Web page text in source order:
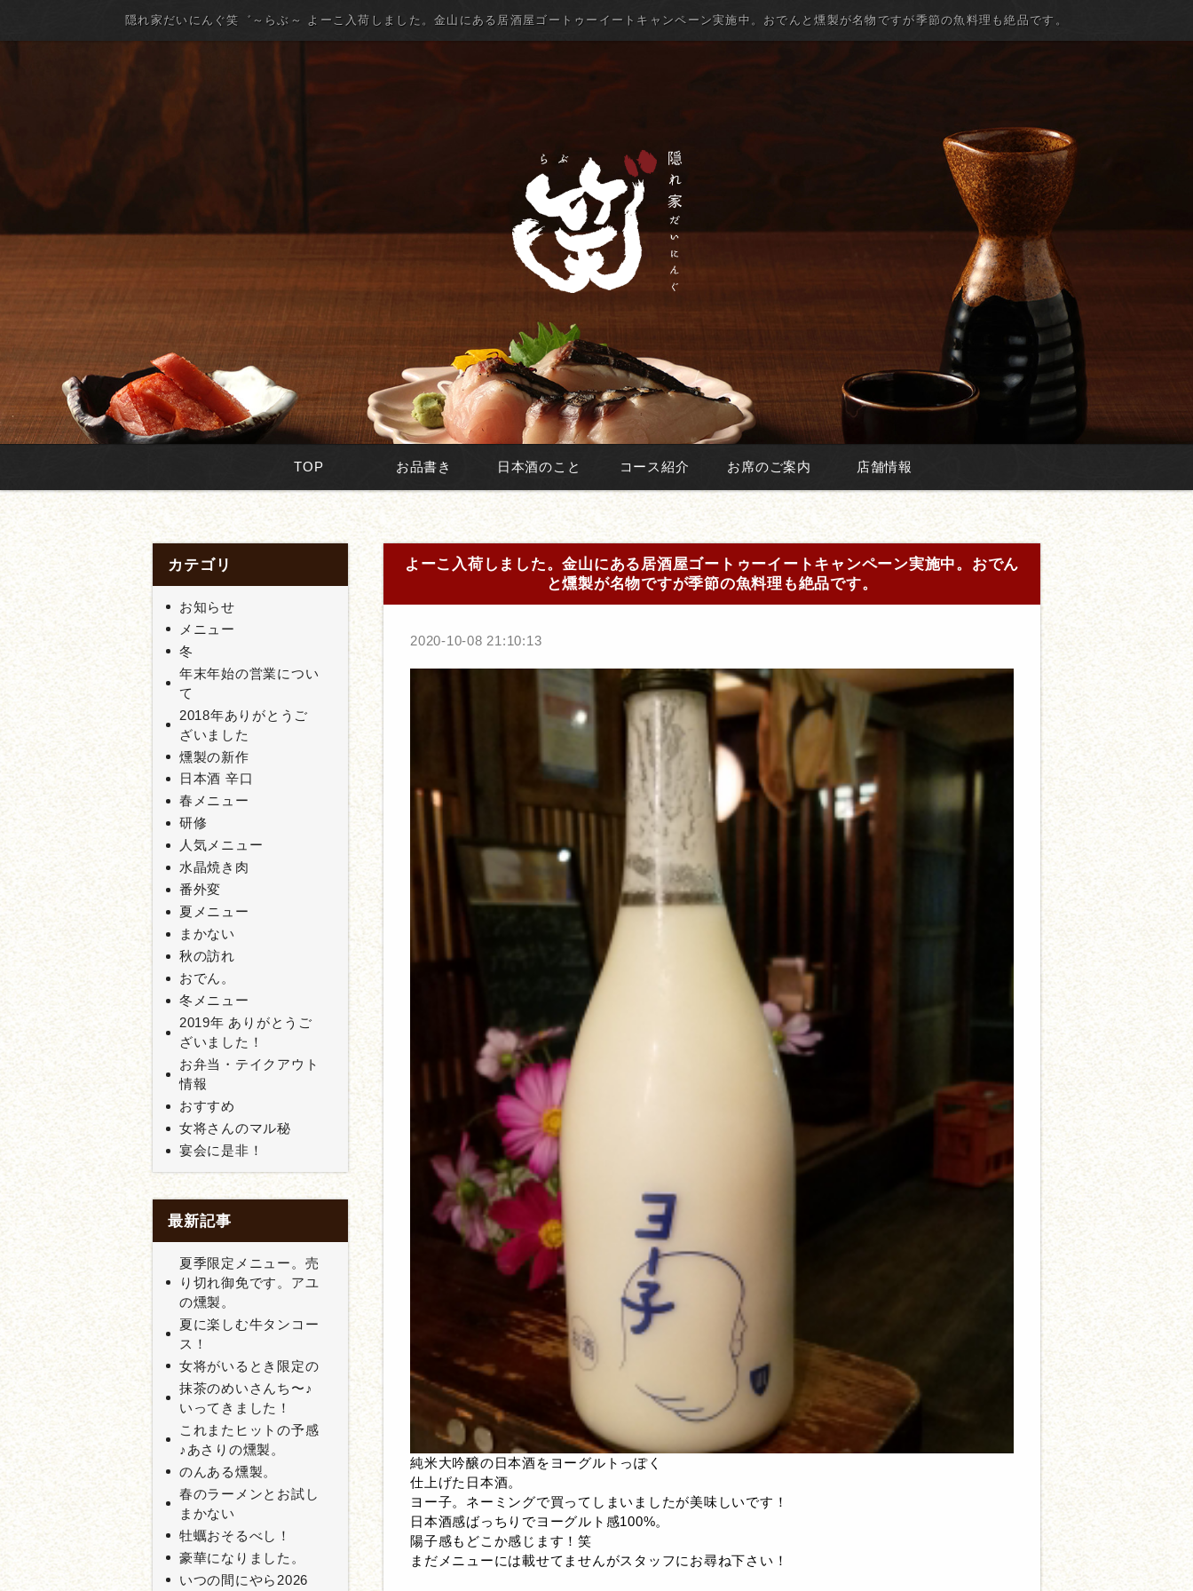
隠れ家だいにんぐ笑゛～らぶ～ よーこ入荷しました。金山にある居酒屋ゴートゥーイートキャンペーン実施中。おでんと燻製が名物ですが季節の魚料理も絶品です。
TOP お品書き 日本酒のこと コース紹介 お席のご案内 店舗情報
カテゴリ
お知らせ
メニュー
冬
年末年始の営業につい
て
2018年ありがとうご
ざいました
燻製の新作
日本酒 辛口
春メニュー
研修
人気メニュー
水晶焼き肉
番外変
夏メニュー
まかない
秋の訪れ
おでん。
冬メニュー
2019年 ありがとうご
ざいました！
お弁当・テイクアウト
情報
おすすめ
女将さんのマル秘
宴会に是非！
最新記事
夏季限定メニュー。売
り切れ御免です。アユ
の燻製。
夏に楽しむ牛タンコー
ス！
女将がいるとき限定の
抹茶のめいさんち〜♪
いってきました！
これまたヒットの予感
♪あさりの燻製。
のんある燻製。
春のラーメンとお試し
まかない
牡蠣おそるべし！
豪華になりました。
いつの間にやら2026
よーこ入荷しました。金山にある居酒屋ゴートゥーイートキャンペーン実施中。おでん
と燻製が名物ですが季節の魚料理も絶品です。
2020-10-08 21:10:13
純米大吟醸の日本酒をヨーグルトっぽく
仕上げた日本酒。
ヨー子。ネーミングで買ってしまいましたが美味しいです！
日本酒感ばっちりでヨーグルト感100%。
陽子感もどこか感じます！笑
まだメニューには載せてませんがスタッフにお尋ね下さい！